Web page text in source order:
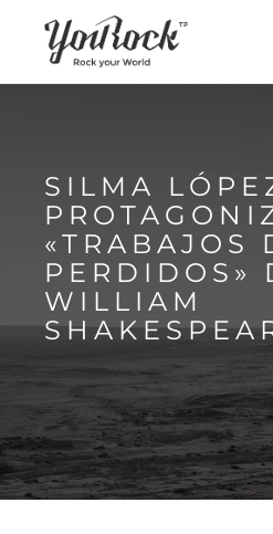
SILMA
«TRABAJOS
PERDIDOS»
WILLIAM